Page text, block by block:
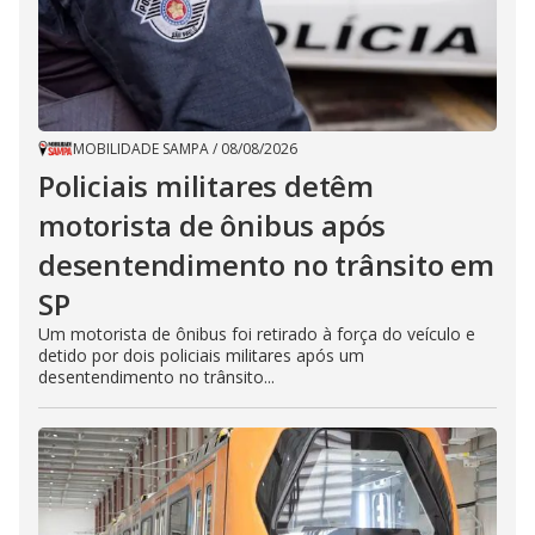
MOBILIDADE SAMPA/ 08/08/2026
Policiais militares detêm
motorista de ônibus após
desentendimento no trânsito em
SP
Um motorista de ônibus foi retirado à força do veículo e
detido por dois policiais militares após um
desentendimento no trânsito...